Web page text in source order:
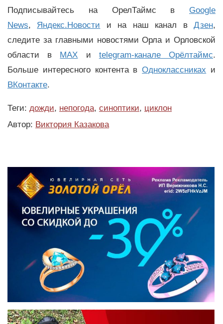
Подписывайтесь на ОрелТаймс в Google
News, Яндекс.Новости и на наш канал вДзен,
следите за главными новостями Орла и Орловской
области в MAX и telegram-канале Орёлтаймс.
Больше интересного контента вОдноклассниках и
ВКонтакте.
Теги: дожди, непогода, синоптики, циклон
Автор: Виктория Казакова